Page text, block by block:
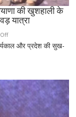
में
बनाएंगे
अग्रणी
राज्य
की खुशहाली के
यात्रा
on
मुख्यमंत्री
लंबे
कार्यकाल
और
और प्रदेश की सुख-